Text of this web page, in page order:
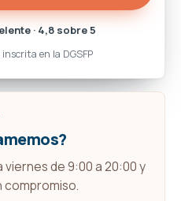
· 4,8 sobre 5
en la DGSFP
de 9:00 a 20:00 y
compromiso.